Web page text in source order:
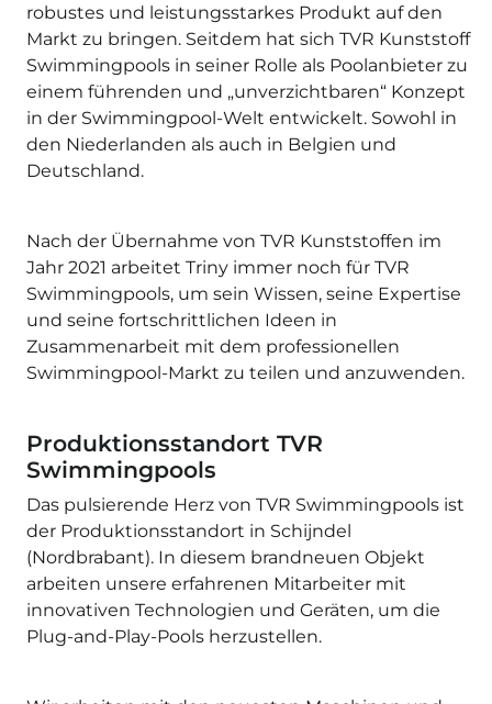
robustes und leistungsstarkes Produkt auf den
Markt zu bringen. Seitdem hat sich TVR Kunststoff
Swimmingpools in seiner Rolle als Poolanbieter zu
einem führenden und „unverzichtbaren“ Konzept
in der Swimmingpool-Welt entwickelt. Sowohl in
den Niederlanden als auch in Belgien und
Deutschland.
Nach der Übernahme von TVR Kunststoffen im
Jahr 2021 arbeitet Triny immer noch für TVR
Swimmingpools, um sein Wissen, seine Expertise
und seine fortschrittlichen Ideen in
Zusammenarbeit mit dem professionellen
Swimmingpool-Markt zu teilen und anzuwenden.
Produktionsstandort TVR
Swimmingpools
Das pulsierende Herz von TVR Swimmingpools ist
der Produktionsstandort in Schijndel
(Nordbrabant). In diesem brandneuen Objekt
arbeiten unsere erfahrenen Mitarbeiter mit
innovativen Technologien und Geräten, um die
Plug-and-Play-Pools herzustellen.